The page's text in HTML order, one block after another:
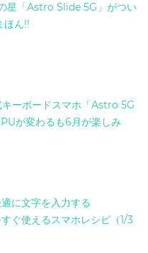
星「Astro Slide 5G」がつい
ほん!!
ーボードスマホ「Astro 5G
が変わるも6月が楽しみ
に文字を入力する
ぐ使えるスマホレシピ（1/3